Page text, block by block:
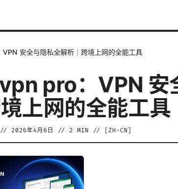
安全与隐私全解析｜跨境上网的全能工具
pro：VPN 安
上网的全能工具
2026年4月6日 // 2 MIN // [ ZH-CN